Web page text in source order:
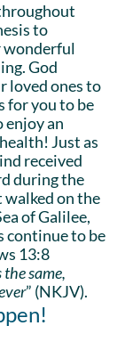
to
wonderful
God
loved ones to
for you to be
enjoy an
Just as
received
during the
walked on the
of Galilee,
continue to be
13:8
the same,
” (NKJV).